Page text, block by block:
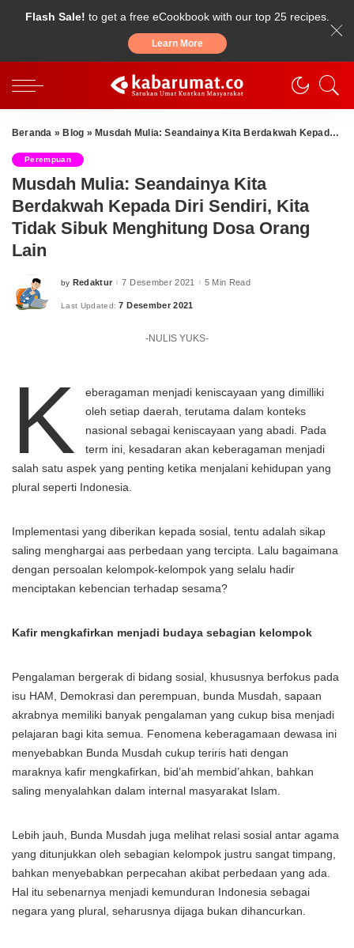
Flash Sale! to get a free eCookbook with our top 25 recipes.
Learn More
Beranda » Blog » Musdah Mulia: Seandainya Kita Berdakwah Kepada Diri Sendiri, Kita Tidak Sibuk Menghitung Dosa Orang Lain
Perempuan
Musdah Mulia: Seandainya Kita
Berdakwah Kepada Diri Sendiri, Kita
Tidak Sibuk Menghitung Dosa Orang
Lain
Posted
by Redaktur 7 Desember 2021 5 Min Read
Last Updated: 7 Desember 2021
-NULIS YUKS-
K
eberagaman menjadi keniscayaan yang dimilliki
oleh setiap daerah, terutama dalam konteks
nasional sebagai keniscayaan yang abadi. Pada
term ini, kesadaran akan keberagaman menjadi
salah satu aspek yang penting ketika menjalani kehidupan yang
plural seperti Indonesia.
Implementasi yang diberikan kepada sosial, tentu adalah sikap
saling menghargai aas perbedaan yang tercipta. Lalu bagaimana
dengan persoalan kelompok-kelompok yang selalu hadir
menciptakan kebencian terhadap sesama?
Kafir mengkafirkan menjadi budaya sebagian kelompok
Pengalaman bergerak di bidang sosial, khususnya berfokus pada
isu HAM, Demokrasi dan perempuan, bunda Musdah, sapaan
akrabnya memiliki banyak pengalaman yang cukup bisa menjadi
pelajaran bagi kita semua. Fenomena keberagamaan dewasa ini
menyebabkan Bunda Musdah cukup teriris hati dengan
maraknya kafir mengkafirkan, bid’ah membid’ahkan, bahkan
saling menyalahkan dalam internal masyarakat Islam.
Lebih jauh, Bunda Musdah juga melihat relasi sosial antar agama
yang ditunjukkan oleh sebagian kelompok justru sangat timpang,
bahkan menyebabkan perpecahan akibat perbedaan yang ada.
Hal itu sebenarnya menjadi kemunduran Indonesia sebagai
negara yang plural, seharusnya dijaga bukan dihancurkan.